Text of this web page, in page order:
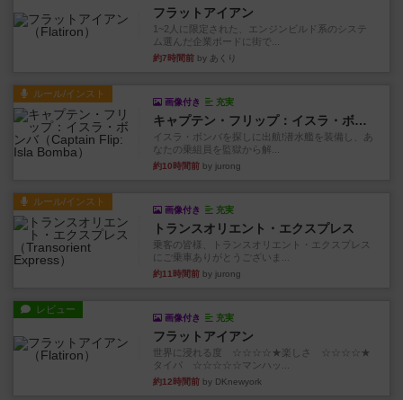
フラットアイアン
1~2人に限定された、エンジンビルド系のシステ
ム選んだ企業ボードに街で...
約7時間前 by あくり
ルール/インスト
画像付き 充実
キャプテン・フリップ：イスラ・ボンバ
イスラ・ボンバを探しに出航!潜水艦を装備し、あ
なたの乗組員を監獄から解...
約10時間前 by jurong
ルール/インスト
画像付き 充実
トランスオリエント・エクスプレス
乗客の皆様、トランスオリエント・エクスプレス
にご乗車ありがとうございま...
約11時間前 by jurong
レビュー
画像付き 充実
フラットアイアン
世界に浸れる度 ☆☆☆☆★楽しさ ☆☆☆☆★
タイパ ☆☆☆☆☆マンハッ...
約12時間前 by DKnewyork